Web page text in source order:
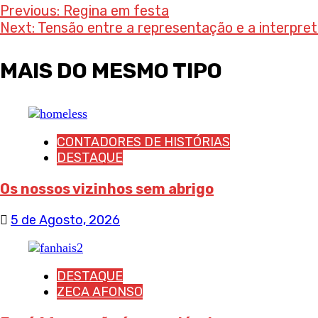
Post
navigation
Previous: Regina em festa
Next: Tensão entre a representação e a
MAIS DO MESMO TIPO
CONTADORES DE HISTÓRIAS
DESTAQUE
Os nossos vizinhos sem abrigo
5 de Agosto, 2026
DESTAQUE
ZECA AFONSO